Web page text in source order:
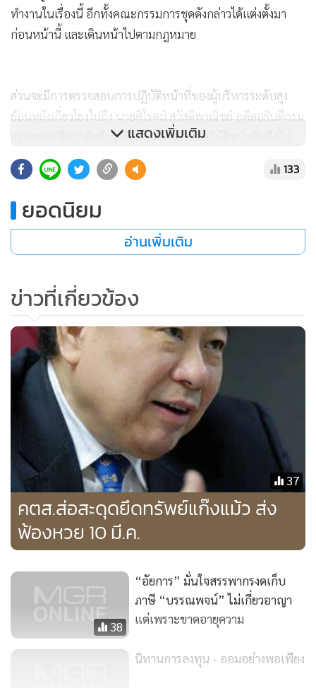
ทำงานในเรื่องนี้ อีกทั้งคณะกรรมการชุดดังกล่าวได้แต่งตั้งมา
ก่อนหน้านี้ และเดินหน้าไปตามกฎหมาย
ส่วนจะมีการตรวจสอบการปฏิบัติหน้าที่ของผู้บริหารระดับสูง
ย้อนหลังเกี่ยวโยงไปถึง นายศิโรตม์ สวัสดิพาณิชย์ อดีตอธิบดีกรม
สรรพากร ซึ่งถูกตัดสินให้มีความผิดละเว้นปฏิบัติหน้าที่หรือไม่
นั้น นายประดิษฐ์ กล่าวว่า เป็นเรื่องขั้นตอนทางกฎหมาย เช่น
เดียวกับการพิจารณาของคณะกรรมการอุทธรณ์เรื่องการจัดเก็บ
ภาษีหุ้นบริษัท ชิน คอร์ปอเรชั่น จำกัด (มหาชน) ของนาย
พานทองแท้ และ นางสาวพิณทองทา ชินวัตร นั้น ยืนยันว่า ให้
เป็นไปด้วยความยุติธรรมและตามกรอบกฎหมาย โดยจะไม่เข้าไป
แทรกแซงหรือกดดัน
อนึ่ง มีการตั้งข้อสังเกตว่า การที่คดีภาษีดังกล่าวหมดอายุความ
อาจจะส่งผลกระทบต่อการพิจารณาภาษีหุ้นดังกล่าวที่อยู่ในชั้น
ศาล รวมถึงกรณีที่อดีตผู้บริหารกรมสรรพากรหลายคนถูกคณะ
กรรมการป้องกันการปราบปรามการทุจริตแห่งชาติ (ป.ป.ช.)
ตัดสินให้ผู้บริหารกรมสรรพากรมีความผิดฐานละเว้นการเก็บ
ภาษีหุ้นดังกล่าวจนถูกไล่ออกจากราชการ โดยสามารถนำกรณีดัง
กล่าวนี้ไปต่อสู้ในชั้นศาลหรือต่อสู้ในชั้นอุทธรณ์กับสำนักงาน
ข้าราชการพลเรือน (ก.พ.) ได้อีกด้วย
ย้อนคดีภาษีบรรณพจน์ 546 ล.
สำหรับกรณีการเลี่ยงภาษีดังกล่าวนั้น มีพื้นเพมาจากการที่ นาย
บรรณพจน์ ได้รับการโอนหุ้นจากคุณหญิงพจมานเมื่อวันที่ 7
คุณหญิงพจมาน ที่ น.ส.ดวงตา วงศ์ภักดี คนรับใช้ ถือไว้แทน ขาย
ให้นายบรรณพจน์ จำนวน 4.5 ล้านหุ้น ราคาหุ้นละ 164 บาท
รวม 738 ล้านบาท โดยคุณหญิงพจมานเป็นคนจ่ายเงินค่า
ธรรมเนียมซื้อขายหุ้น ร้อยละ 1 ในวงเงิน 7.38 ล้านบาท ทั้งนี้ คุณ
หญิงพจมานจ่ายเช็คให้ น.ส.ดวงตา แต่ปรากฏว่า เช็คกลับไปเข้า
แสดงเพิ่มเติม
133
ยอดนิยม
อ่านเพิ่มเติม
ข่าวที่เกี่ยวข้อง
37
คตส.ส่อสะดุดยึดทรัพย์แก๊งแม้ว ส่ง
ฟ้องหวย 10 มี.ค.
38
“อัยการ” มั่นใจสรรพากรงดเก็บ
ภาษี “บรรณพจน์” ไม่เกี่ยวอาญา
แต่เพราะขาดอายุความ
นิทานการลงทุน - ออมอย่างพอเพียง